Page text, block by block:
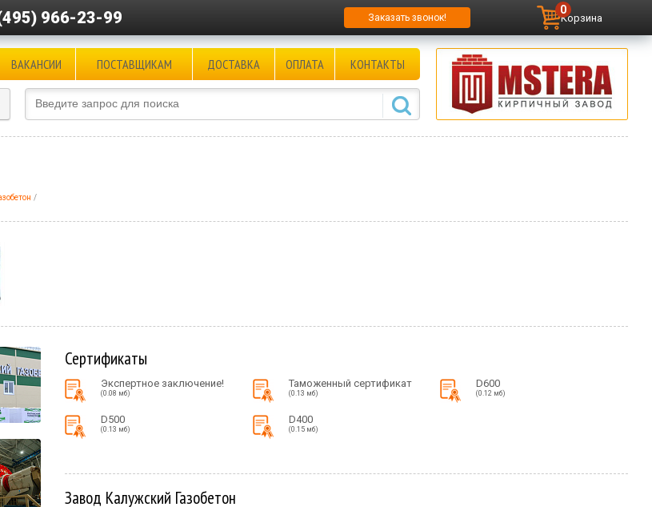
966-23-99 Заказать звонок! Корзина
0
ВАКАНСИИ ПОСТАВЩИКАМ ДОСТАВКА ОПЛАТА КОНТАКТЫ
Сертификаты
Экспертное заключение!
(0.08 мб)
Таможенный сертификат
(0.13 мб)
D600
(0.12 мб)
D500
(0.13 мб)
D400
(0.15 мб)
Завод Калужский Газобетон